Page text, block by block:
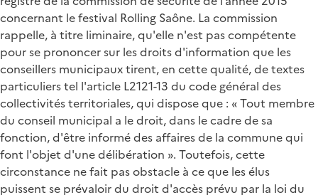
concernant le festival Rolling Saône. La commission
rappelle, à titre liminaire, qu'elle n'est pas compétente
pour se prononcer sur les droits d'information que les
conseillers municipaux tirent, en cette qualité, de textes
particuliers tel l'article L2121-13 du code général des
collectivités territoriales, qui dispose que : « Tout membre
du conseil municipal a le droit, dans le cadre de sa
fonction, d'être informé des affaires de la commune qui
font l'objet d'une délibération ». Toutefois, cette
circonstance ne fait pas obstacle à ce que les élus
puissent se prévaloir du droit d'accès prévu par la loi du